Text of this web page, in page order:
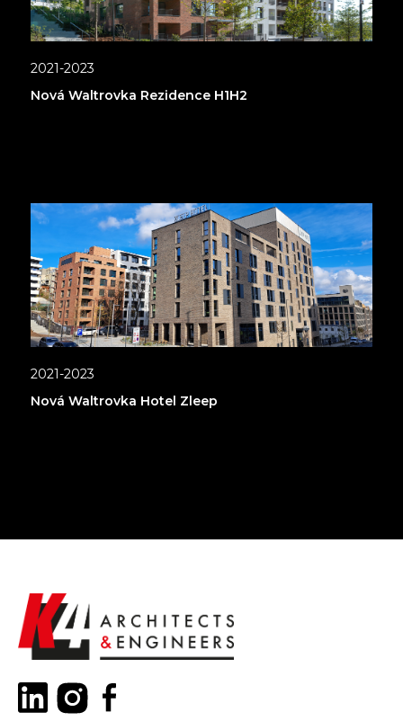
2021-2023
Nová Waltrovka Rezidence H1H2
2021-2023
Nová Waltrovka Hotel Zleep